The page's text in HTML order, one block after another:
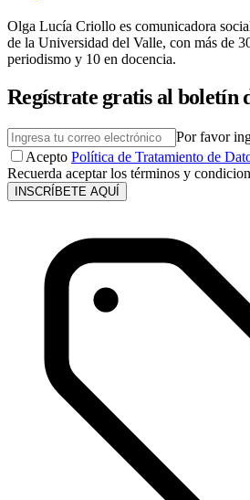
Olga Lucía Criollo es comunicadora
de la Universidad del Valle, con más de
periodismo y 10 en docencia.
Regístrate gratis al boletín
Por favor
Acepto Política de Tratamiento de
Recuerda aceptar los términos y
INSCRÍBETE AQUÍ